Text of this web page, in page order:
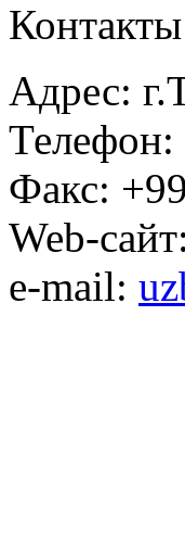
Адрес:
Факс:
Web-сайт:
e-mail: